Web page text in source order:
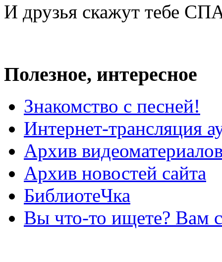
И друзья скажут тебе
Полезное, интересное
Знакомство с песней!
Интернет-трансляция
Архив
Архив новостей сайта
БиблиотеЧка
Вы что-то ищете? Вам